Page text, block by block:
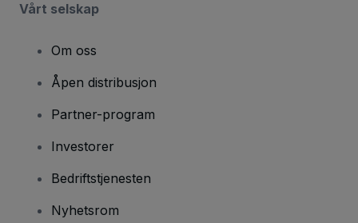
Vårt selskap
Om oss
Åpen distribusjon
Partner-program
Investorer
Bedriftstjenesten
Nyhetsrom